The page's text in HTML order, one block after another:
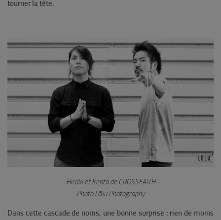
tourner la tête.
–Hiroki et Kenta de CROSSFAITH–
–Photo Lōlu Photography–
Dans cette cascade de noms, une bonne surprise : rien de moins